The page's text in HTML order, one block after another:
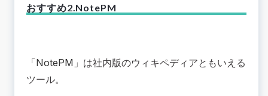
おすすめ2.NotePM
「NotePM 」は社内版のウィキペディアともいえる
ツール。